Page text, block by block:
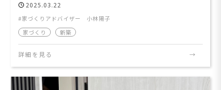
2025.03.22
家づくりアドバイザー 小林陽子
家づくり
新築
詳細を見る